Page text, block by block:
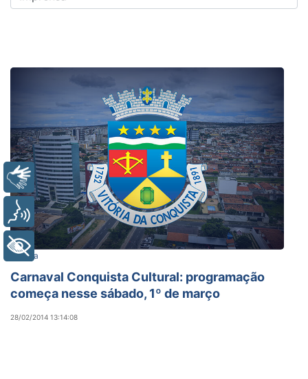
Cultura
Carnaval Conquista Cultural: programação
começa nesse sábado, 1º de março
28/02/2014 13:14:08
Libras
Voz
+ Acessibilidade